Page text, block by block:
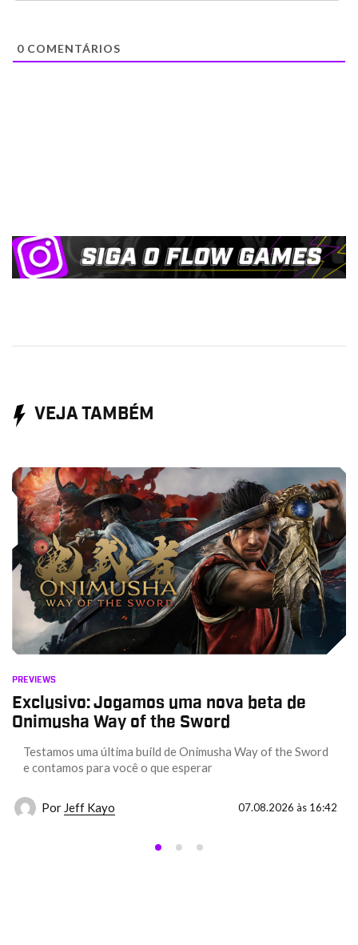
0 COMENTÁRIOS
VEJA TAMBÉM
PREVIEWS
Exclusivo: Jogamos uma nova beta de
Onimusha Way of the Sword
Testamos uma última build de Onimusha Way of the Sword
e contamos para você o que esperar
Por Jeff Kayo 07.08.2026 às 16:42